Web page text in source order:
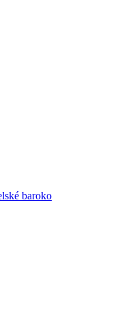
baroko